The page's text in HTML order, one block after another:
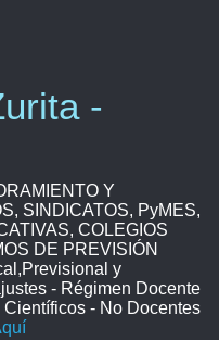
-
Y
SINDICATOS, PyMES,
COLEGIOS
DE PREVISIÓN
y
- Régimen Docente
- No Docentes